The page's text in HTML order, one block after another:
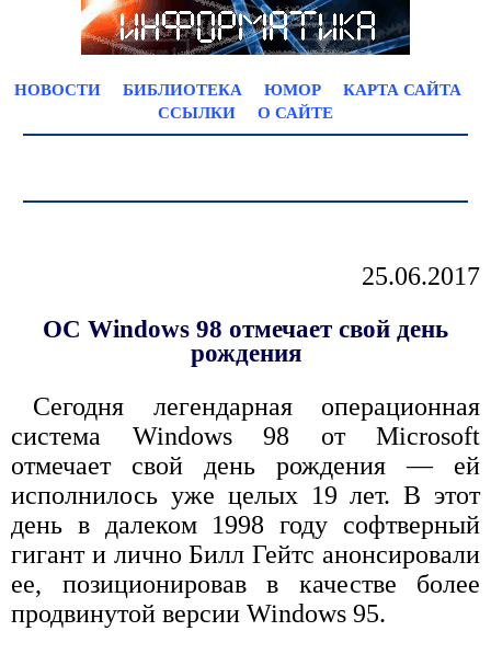
НОВОСТИ БИБЛИОТЕКА ЮМОР
КАРТА САЙТА
ССЫЛКИ
О САЙТЕ
25.06.2017
ОС Windows 98 отмечает свой день
рождения
Сегодня легендарная операционная
система Windows 98 от Microsoft
отмечает свой день рождения — ей
исполнилось уже целых 19 лет. В этот
день в далеком 1998 году софтверный
гигант и лично Билл Гейтс анонсировали
ее, позиционировав в качестве более
продвинутой версии Windows 95.